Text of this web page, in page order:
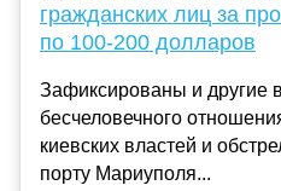
гражданских лиц за
по 100-200 долларов
Зафиксированы и другие
бесчеловечного
киевских властей и
порту Мариуполя...